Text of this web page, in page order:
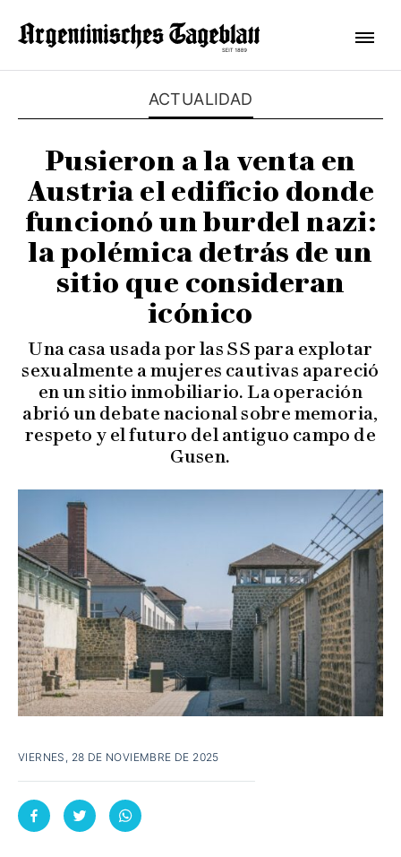
ACTUALIDAD
Pusieron a la venta en
Austria el edificio donde
funcionó un burdel nazi:
la polémica detrás de un
sitio que consideran
icónico
Una casa usada por las SS para explotar
sexualmente a mujeres cautivas apareció
en un sitio inmobiliario. La operación
abrió un debate nacional sobre memoria,
respeto y el futuro del antiguo campo de
Gusen.
VIERNES, 28 DE NOVIEMBRE DE 2025